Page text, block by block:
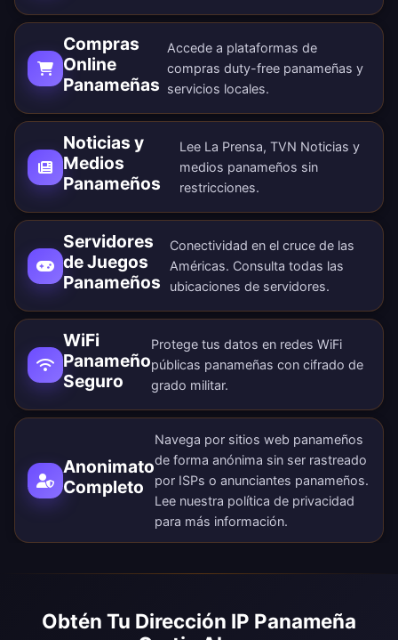
Compras
Online
Panameñas
Accede a plataformas de
compras duty-free panameñas y
servicios locales.
Noticias y
Medios
Panameños
Lee La Prensa, TVN Noticias y
medios panameños sin
restricciones.
Servidores
de Juegos
Panameños
Conectividad en el cruce de las
Américas. Consulta todas las
ubicaciones de servidores.
WiFi
Panameño
Seguro
Protege tus datos en redes WiFi
públicas panameñas con cifrado de
grado militar.
Anonimato
Completo
Navega por sitios web panameños
de forma anónima sin ser rastreado
por ISPs o anunciantes panameños.
Lee nuestra política de privacidad
para más información.
Obtén Tu Dirección IP Panameña